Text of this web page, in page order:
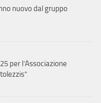
nuovo dal gruppo
per l’Associazione